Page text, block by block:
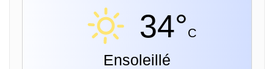
34°C
Ensoleillé